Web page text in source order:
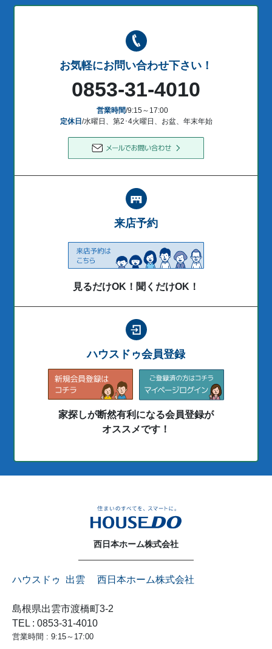
お気軽にお問い合わせ下さい！
0853-31-4010
営業時間/9:15～17:00
定休日 /水曜日、第2･4火曜日、お盆、年末年始
来店予約
見るだけOK！聞くだけOK！
ハウスドゥ会員登録
家探しが断然有利になる会員登録が
オススメです！
西日本ホーム株式会社
ハウスドゥ 出雲 西日本ホーム株式会社
島根県出雲市渡橋町3-2
TEL : 0853-31-4010
営業時間 : 9:15～17:00